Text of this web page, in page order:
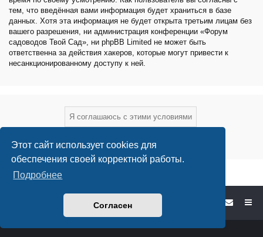
Этот сайт использует cookies для
обеспечения своей корректной работы.
Подробнее
Согласен
тем, что введённая вами информация будет храниться в базе
данных. Хотя эта информация не будет открыта третьим лицам без
вашего разрешения, ни администрация конференции «Форум
садоводов Твой Сад», ни phpBB Limited не может быть
ответственна за действия хакеров, которые могут привести к
несанкционированному доступу к ней.
Форум садоводов - список форумов